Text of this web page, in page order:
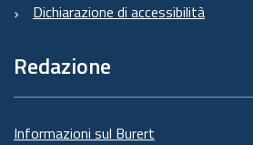
Dichiarazione di accessibilità
Redazione
Informazioni sul Burert